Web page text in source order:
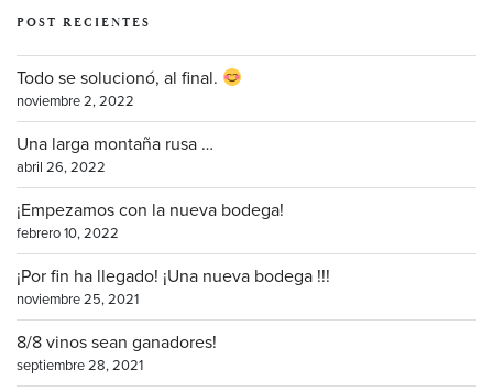
POST RECIENTES
Todo se solucionó, al final.
noviembre 2, 2022
Una larga montaña rusa …
abril 26, 2022
¡Empezamos con la nueva bodega!
febrero 10, 2022
¡Por fin ha llegado! ¡Una nueva bodega !!!
noviembre 25, 2021
8/8 vinos sean ganadores!
septiembre 28, 2021